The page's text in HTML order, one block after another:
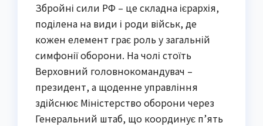
Збройні сили РФ – це складна ієрархія,
поділена на види і роди військ, де
кожен елемент грає роль у загальній
симфонії оборони. На чолі стоїть
Верховний головнокомандувач –
президент, а щоденне управління
здійснює Міністерство оборони через
Генеральний штаб, що координує п’ять